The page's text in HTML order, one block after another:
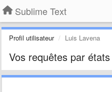
Sublime Text
Profil utilisateur Luis Lavena
Vos requêtes par états